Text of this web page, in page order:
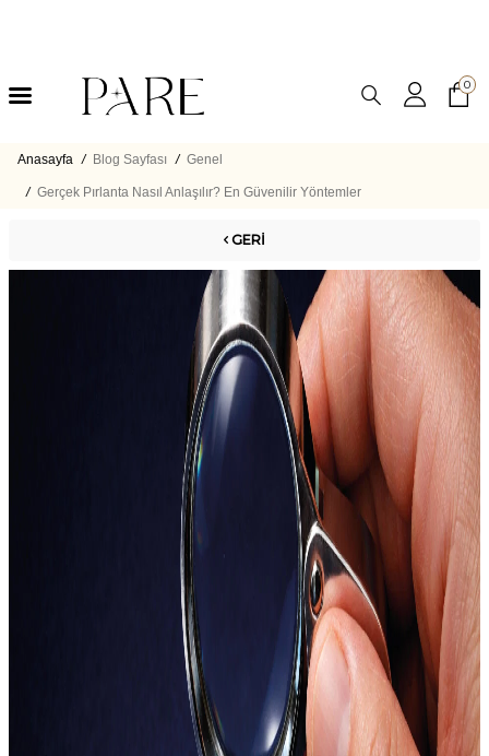
0
Anasayfa / Blog Sayfası / Genel
/ Gerçek Pırlanta Nasıl Anlaşılır? En Güvenilir Yöntemler
GERI